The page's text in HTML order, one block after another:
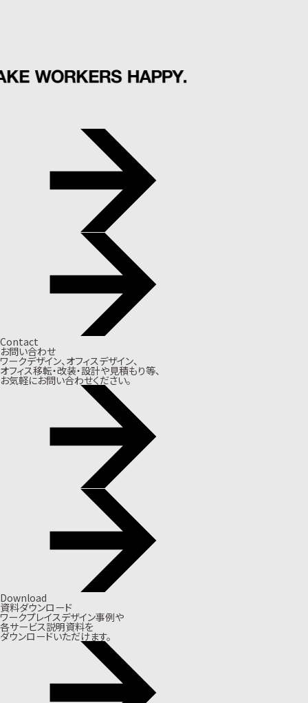
Contact
お問い合わせ
ワークデザイン、オフィスデザイン、
オフィス移転・改装・設計や見積もり等、
お気軽にお問い合わせください。
Download
資料ダウンロード
ワークプレイスデザイン事例や
各サービス説明資料を
ダウンロードいただけます。